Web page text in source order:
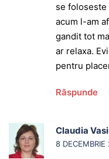
se
acum l-am
gandit tot
ar relaxa.
pentru
Răspunde
Claudia
8